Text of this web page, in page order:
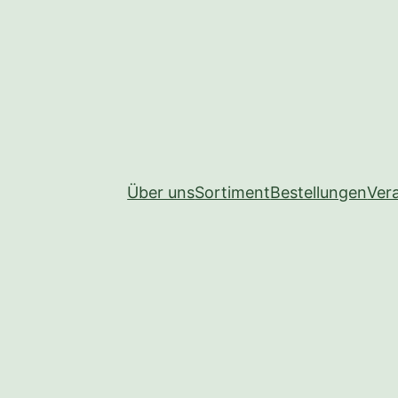
Über unsSortimentBestellungen